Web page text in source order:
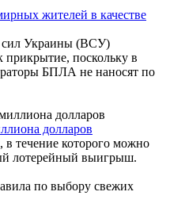
жителей в качестве
Украины (ВСУ)
поскольку в
БПЛА не наносят по
долларов
течение которого можно
лотерейный выигрыш.